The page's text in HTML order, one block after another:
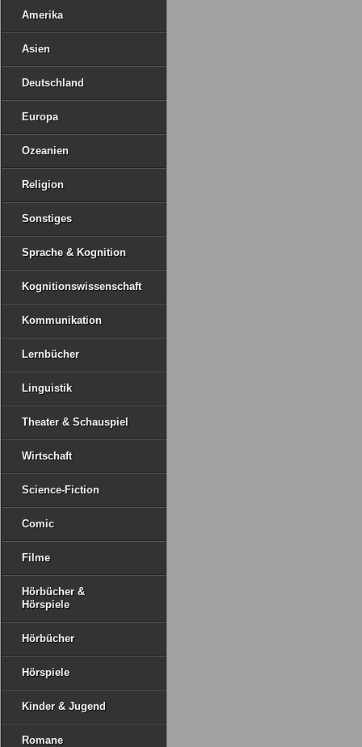
Amerika
Asien
Deutschland
Europa
Ozeanien
Religion
Sonstiges
Sprache & Kognition
Kognitionswissenschaft
Kommunikation
Lernbücher
Linguistik
Theater & Schauspiel
Wirtschaft
Science-Fiction
Comic
Filme
Hörbücher &
Hörspiele
Hörbücher
Hörspiele
Kinder & Jugend
Romane